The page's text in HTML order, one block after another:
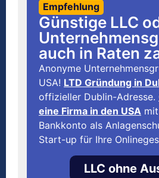
Empfehlung
Günstige LLC
auch in Raten
Anonyme
USA! LTD Gründung in
offizieller Dublin-Adresse.
eine Firma in den USA
Bankkonto als
Start-up für Ihre
LLC ohne